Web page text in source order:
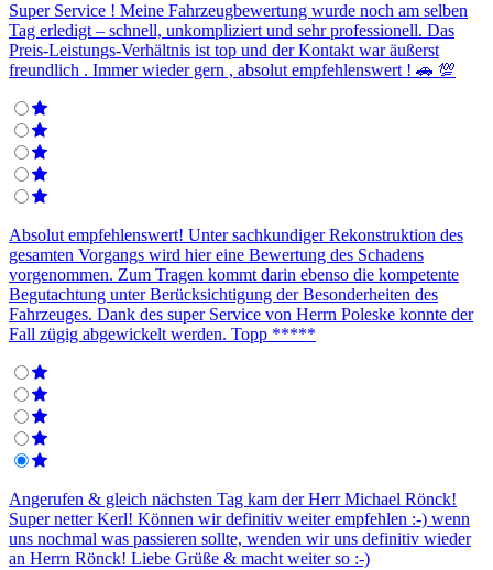
Super Service ! Meine Fahrzeugbewertung wurde noch am selben
Tag erledigt – schnell, unkompliziert und sehr professionell. Das
Preis-Leistungs-Verhältnis ist top und der Kontakt war äußerst
freundlich . Immer wieder gern , absolut empfehlenswert ! 🚗 💯
Absolut empfehlenswert! Unter sachkundiger Rekonstruktion des
gesamten Vorgangs wird hier eine Bewertung des Schadens
vorgenommen. Zum Tragen kommt darin ebenso die kompetente
Begutachtung unter Berücksichtigung der Besonderheiten des
Fahrzeuges. Dank des super Service von Herrn Poleske konnte der
Fall zügig abgewickelt werden. Topp *****
Angerufen & gleich nächsten Tag kam der Herr Michael Rönck!
Super netter Kerl! Können wir definitiv weiter empfehlen :-) wenn
uns nochmal was passieren sollte, wenden wir uns definitiv wieder
an Herrn Rönck! Liebe Grüße & macht weiter so :-)